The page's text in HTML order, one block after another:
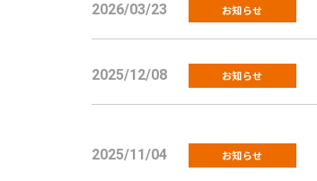
2026/03/23 お知らせ
2025/12/08 お知らせ
2025/11/04 お知らせ